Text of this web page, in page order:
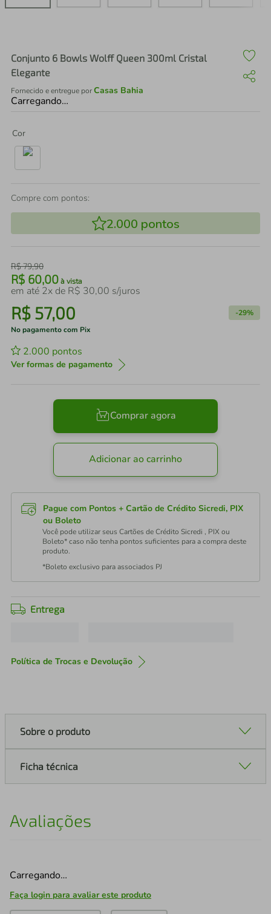
Conjunto 6 Bowls Wolff Queen 300ml Cristal
Elegante
Fornecido e entregue porCasas Bahia
Carregando…
Cor
Compre com pontos:
2.000 pontos
R$79,90
R$ 60,00 à vista
em até 2x de R$ 30,00 s/juros
R$ 57,00 -29%
No pagamento com Pix
2.000 pontos
Ver formas de pagamento
Comprar agora
Adicionar ao carrinho
Pague com Pontos + Cartão de Crédito Sicredi, PIX
ou Boleto
Você pode utilizar seus Cartões de Crédito Sicredi , PIX ou
Boleto* caso não tenha pontos suficientes para a compra deste
produto.
*Boleto exclusivo para associados PJ
Entrega
Política de Trocas e Devolução
Sobre o produto
Ficha técnica
Avaliações
Carregando…
Faça login para avaliar este produto